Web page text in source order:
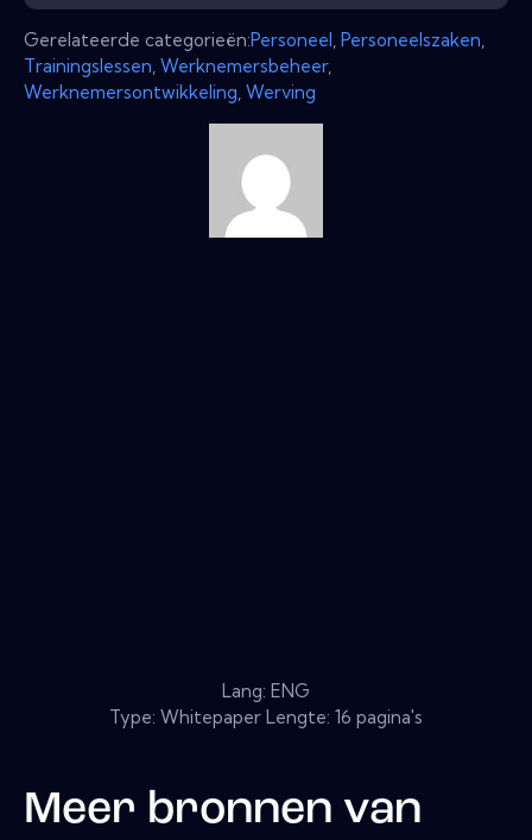
Gerelateerde categorieën:Personeel Personeelszaken
Trainingslessen Werknemersbeheer,
Werknemersontwikkeling Werving
Lang: ENG
Type: Whitepaper Lengte: 16 pagina's
Meer bronnen van